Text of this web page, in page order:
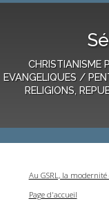
CHRISTIANISME
EVANGELIQUES /
RELIGIONS,
Au GSRL, la
Page d'accueil